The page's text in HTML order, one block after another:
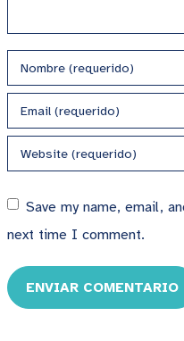
Save my name, email,
next time I comment.
ENVIAR COMENTARIO